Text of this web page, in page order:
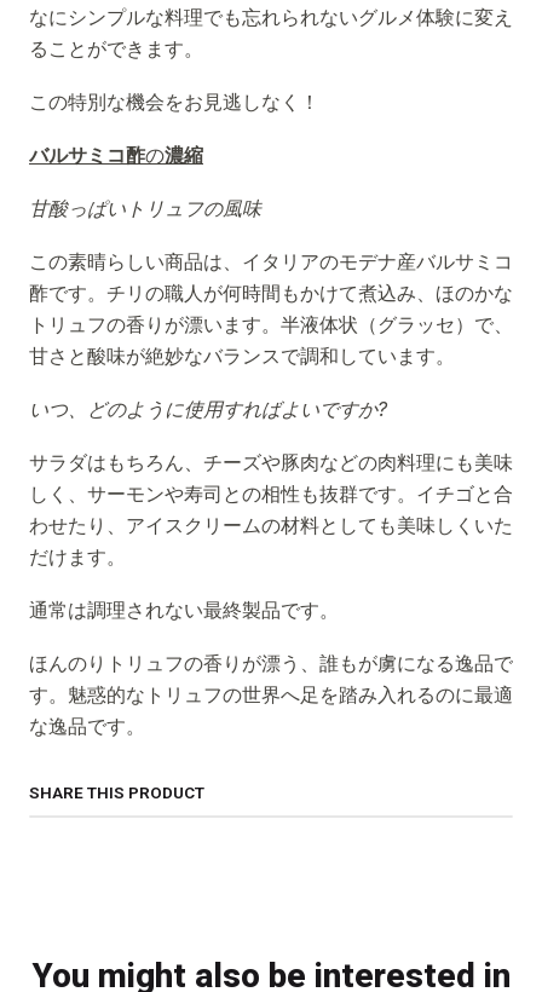
なにシンプルな料理でも忘れられないグルメ体験に変え
ることができます。
この特別な機会をお見逃しなく！
バルサミコ酢の濃縮
甘酸っぱいトリュフの風味
この素晴らしい商品は、イタリアのモデナ産バルサミコ
酢です。チリの職人が何時間もかけて煮込み、ほのかな
トリュフの香りが漂います。半液体状（グラッセ）で、
甘さと酸味が絶妙なバランスで調和しています。
いつ、どのように使用すればよいですか?
サラダはもちろん、チーズや豚肉などの肉料理にも美味
しく、サーモンや寿司との相性も抜群です。イチゴと合
わせたり、アイスクリームの材料としても美味しくいた
だけます。
通常は調理されない最終製品です。
ほんのりトリュフの香りが漂う、誰もが虜になる逸品で
す。魅惑的なトリュフの世界へ足を踏み入れるのに最適
な逸品です。
SHARE THIS PRODUCT
You might also be interested in